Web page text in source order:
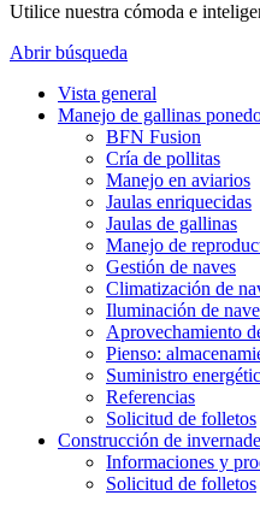
Utilice nuestra cómoda e
Abrir búsqueda
Vista general
Manejo de gallinas
BFN Fusion
Cría de pollitas
Manejo en aviarios
Jaulas enriquecidas
Jaulas de gallinas
Manejo de
Gestión de naves
Climatización de
Iluminación de
Aprovechamiento
Pienso:
Suministro
Referencias
Solicitud de folletos
Construcción de
Informaciones y
Solicitud de folletos